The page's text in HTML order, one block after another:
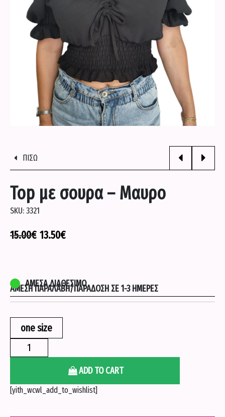
ΠΟΥΚΑΜΙΣΑ
ΣΕΤΑΚΙΑ
ΣΟΡΤΣΑΚΙΑ
ΦΟΡΕΜΑΤΑ
ΦΟΡΜΕΣ
ΠΙΣΩ
Top με σουρα – Μαυρο
SKU:3321
15.00€ 13.50€
ΆΜΕΣΗ ΠΑΡΑΛΑΒΉ/ΠΑΡΆΔΟΣΗ ΣΕ 1-3 ΗΜΈΡΕΣ
ΆΜΕΣΑ ΔΙΑΘΈΣΙΜΟ
one size
με
Μαυρο
ADD TO CART
[yith_wcwl_add_to_wishlist]